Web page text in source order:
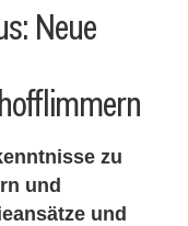
Neue
zu
und
und